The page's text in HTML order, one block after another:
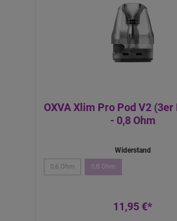
OXVA Xlim Pro Pod V2
- 0,8 Ohm
Widerstand
0,6 Ohm 0,8 Ohm
11,95 €*